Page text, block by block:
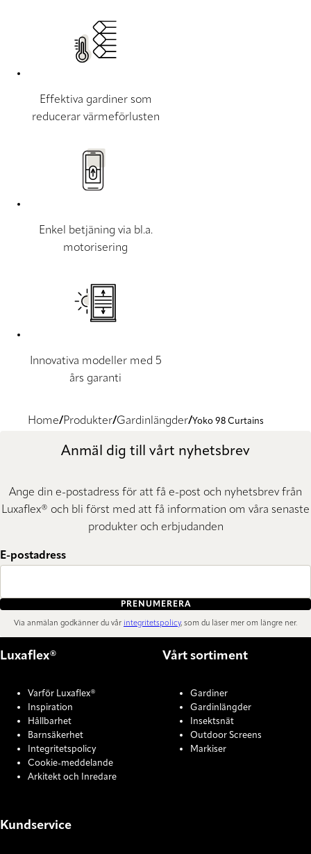
Effektiva gardiner som
reducerar värmeförlusten
Enkel betjäning via bl.a.
motorisering
Innovativa modeller med 5
års garanti
Home Produkter Gardinlängder Yoko 98 Curtains
Anmäl dig till vårt nyhetsbrev
Ange din e-postadress för att få e-post och nyhetsbrev från
Luxaflex® och bli först med att få information om våra senaste
produkter och erbjudanden
E-postadress
PRENUMERERA
Via anmälan godkänner du vår integritetspolicy, som du läser mer om längre ner.
Luxaflex®
Varför Luxaflex®
Inspiration
Hållbarhet
Barnsäkerhet
Integritetspolicy
Cookie-meddelande
Arkitekt och Inredare
Vårt sortiment
Gardiner
Gardinlängder
Insektsnät
Outdoor Screens
Markiser
Kundservice